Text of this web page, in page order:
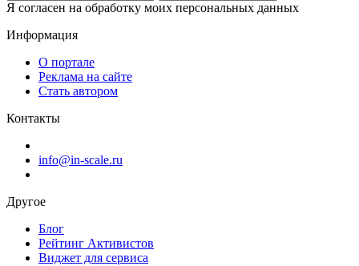
Я согласен на обработку моих персональных данных
Информация
О портале
Реклама на сайте
Стать автором
Контакты
info@in-scale.ru
Другое
Блог
Рейтинг Активистов
Виджет для сервиса